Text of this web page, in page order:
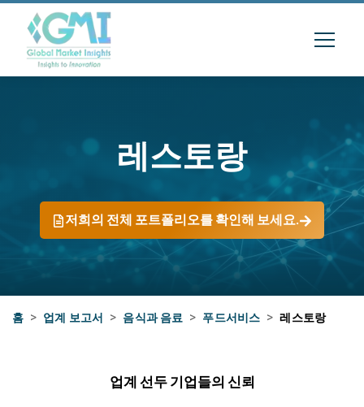
레스토랑
저희의 전체 포트폴리오를 확인해 보세요.
홈 > 업계 보고서 > 음식과 음료 > 푸드서비스 > 레스토랑
업계 선두 기업들의 신뢰